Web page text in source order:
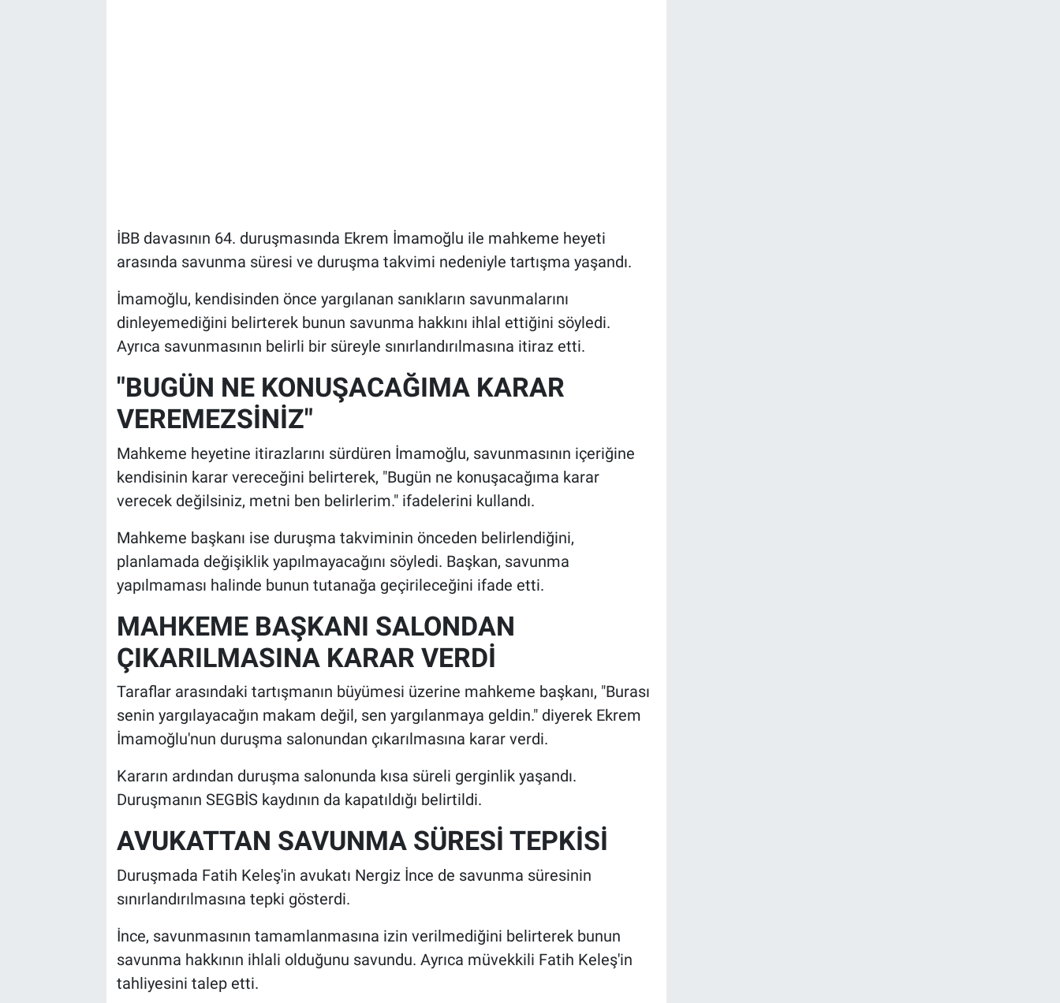
İBB davasının 64. duruşmasında Ekrem İmamoğlu ile mahkeme heyeti
arasında savunma süresi ve duruşma takvimi nedeniyle tartışma yaşandı.
İmamoğlu, kendisinden önce yargılanan sanıkların savunmalarını
dinleyemediğini belirterek bunun savunma hakkını ihlal ettiğini söyledi.
Ayrıca savunmasının belirli bir süreyle sınırlandırılmasına itiraz etti.
"BUGÜN NE KONUŞACAĞIMA KARAR
VEREMEZSİNİZ"
Mahkeme heyetine itirazlarını sürdüren İmamoğlu, savunmasının içeriğine
kendisinin karar vereceğini belirterek, "Bugün ne konuşacağıma karar
verecek değilsiniz, metni ben belirlerim." ifadelerini kullandı.
Mahkeme başkanı ise duruşma takviminin önceden belirlendiğini,
planlamada değişiklik yapılmayacağını söyledi. Başkan, savunma
yapılmaması halinde bunun tutanağa geçirileceğini ifade etti.
MAHKEME BAŞKANI SALONDAN
ÇIKARILMASINA KARAR VERDİ
Taraflar arasındaki tartışmanın büyümesi üzerine mahkeme başkanı, "Burası
senin yargılayacağın makam değil, sen yargılanmaya geldin." diyerek Ekrem
İmamoğlu'nun duruşma salonundan çıkarılmasına karar verdi.
Kararın ardından duruşma salonunda kısa süreli gerginlik yaşandı.
Duruşmanın SEGBİS kaydının da kapatıldığı belirtildi.
AVUKATTAN SAVUNMA SÜRESİ TEPKİSİ
Duruşmada Fatih Keleş'in avukatı Nergiz İnce de savunma süresinin
sınırlandırılmasına tepki gösterdi.
İnce, savunmasının tamamlanmasına izin verilmediğini belirterek bunun
savunma hakkının ihlali olduğunu savundu. Ayrıca müvekkili Fatih Keleş'in
tahliyesini talep etti.